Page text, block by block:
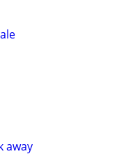
away